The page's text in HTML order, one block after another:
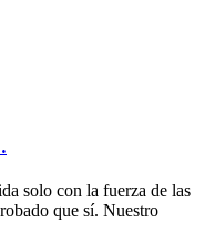
solo con la fuerza de las
que sí. Nuestro